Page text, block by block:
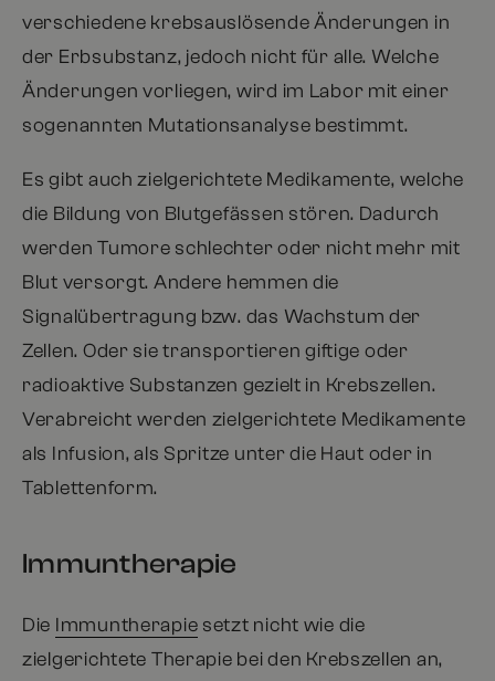
verschiedene krebsauslösende Änderungen in
der Erbsubstanz, jedoch nicht für alle. Welche
Änderungen vorliegen, wird im Labor mit einer
sogenannten Mutationsanalyse bestimmt.
Es gibt auch zielgerichtete Medikamente, welche
die Bildung von Blutgefässen stören. Dadurch
werden Tumore schlechter oder nicht mehr mit
Blut versorgt. Andere hemmen die
Signalübertragung bzw. das Wachstum der
Zellen. Oder sie transportieren giftige oder
radioaktive Substanzen gezielt in Krebszellen.
Verabreicht werden zielgerichtete Medikamente
als Infusion, als Spritze unter die Haut oder in
Tablettenform.
Immuntherapie
Die Immuntherapie setzt nicht wie die
zielgerichtete Therapie bei den Krebszellen an,